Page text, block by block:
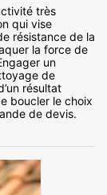
très
qui vise
résistance de la
la force de
un
de
résultat
boucler le choix
de devis.